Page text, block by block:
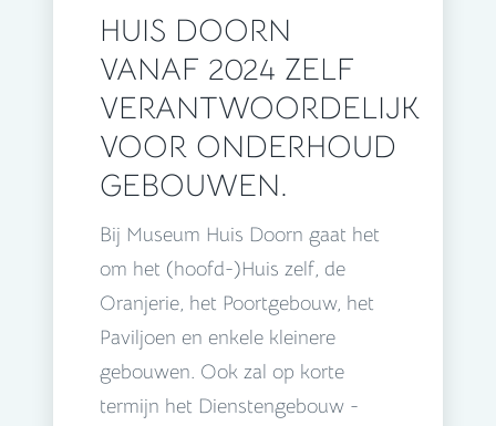
HUIS DOORN
VANAF 2024 ZELF
VERANTWOORDELIJK
VOOR ONDERHOUD
GEBOUWEN.
Bij Museum Huis Doorn gaat het
om het (hoofd-)Huis zelf, de
Oranjerie, het Poortgebouw, het
Paviljoen en enkele kleinere
gebouwen. Ook zal op korte
termijn het Dienstengebouw -